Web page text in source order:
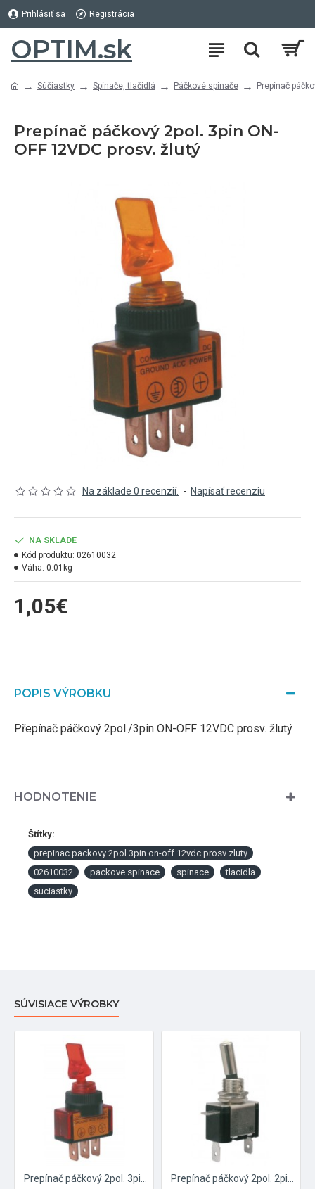
Prihlásiť sa Registrácia
OPTIM.sk
Súčiastky Spínače, tlačidlá Páčkové spínače Prepínač
Prepínač páčkový 2pol. 3pin ON-
OFF 12VDC prosv. žlutý
Na základe 0 recenzií. - Napísať recenziu
1,05€
NA SKLADE
Kód produktu: 02610032
Váha: 0.01kg
POPIS VÝROBKU
Přepínač páčkový 2pol./3pin ON-OFF 12VDC prosv. žlutý
HODNOTENIE
Štítky:
prepinac packovy 2pol 3pin on-off 12vdc prosv zluty
02610032
packove spinace spinace
tlacidla
suciastky
SÚVISIACE VÝROBKY